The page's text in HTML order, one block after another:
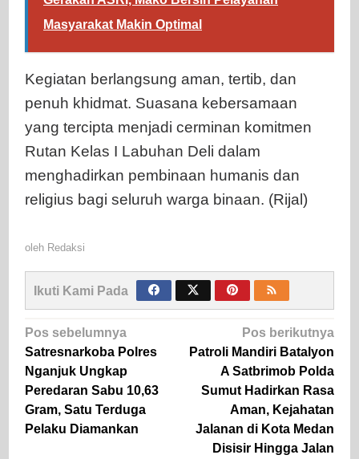
Masyarakat Makin Optimal
Kegiatan berlangsung aman, tertib, dan
penuh khidmat. Suasana kebersamaan
yang tercipta menjadi cerminan komitmen
Rutan Kelas I Labuhan Deli dalam
menghadirkan pembinaan humanis dan
religius bagi seluruh warga binaan. (Rijal)
oleh Redaksi
Ikuti Kami Pada
Navigasi
pos
Pos sebelumnya
Satresnarkoba Polres
Nganjuk Ungkap
Peredaran Sabu 10,63
Gram, Satu Terduga
Pelaku Diamankan
Pos berikutnya
Patroli Mandiri Batalyon
A Satbrimob Polda
Sumut Hadirkan Rasa
Aman, Kejahatan
Jalanan di Kota Medan
Disisir Hingga Jalan